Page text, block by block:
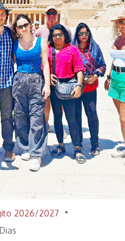
2026/2027